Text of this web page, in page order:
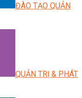
ĐÀO TẠO QUẢN
QUẢN TRỊ & PHÁT